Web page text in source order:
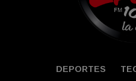
DEPORTES